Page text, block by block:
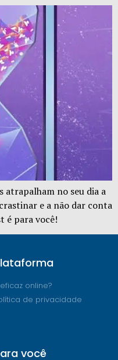
atrapalham no seu dia a
e a não dar conta
é para você!
eficaz online?
de privacidade
você